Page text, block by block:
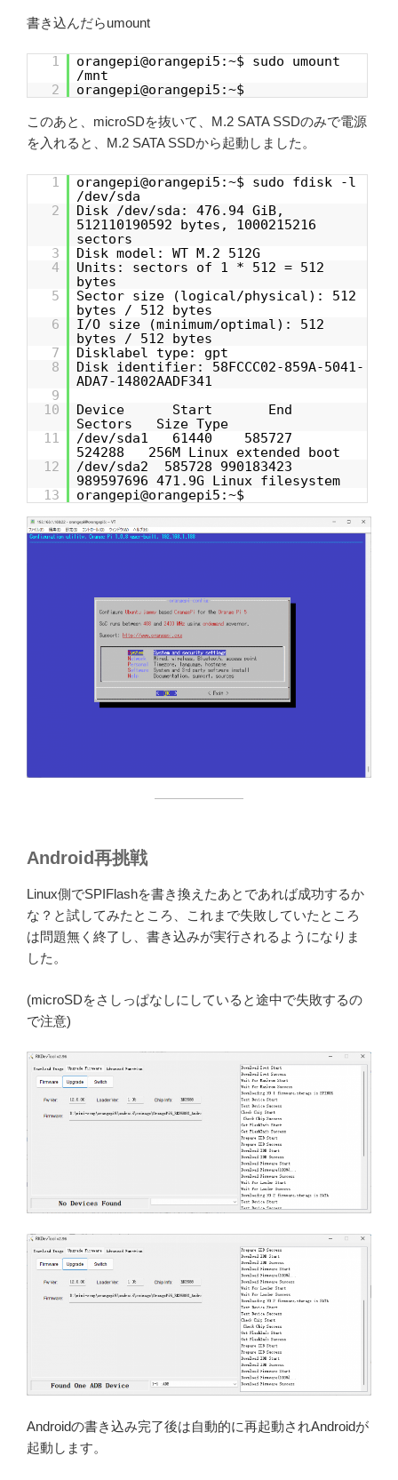
書き込んだらumount
1
orangepi@orangepi5:~$ sudo umount
/mnt
2
orangepi@orangepi5:~$
このあと、microSDを抜いて、M.2 SATA SSDのみで電源
を入れると、M.2 SATA SSDから起動しました。
1
orangepi@orangepi5:~$ sudo fdisk -l
/dev/sda
2
Disk /dev/sda: 476.94 GiB,
512110190592 bytes, 1000215216
sectors
3
Disk model: WT M.2 512G
4
Units: sectors of 1 * 512 = 512
bytes
5
Sector size (logical/physical): 512
bytes / 512 bytes
6
I/O size (minimum/optimal): 512
bytes / 512 bytes
7
Disklabel type: gpt
8
Disk identifier: 58FCCC02-859A-5041-
ADA7-14802AADF341
9
10
Device Start End
Sectors Size Type
11
/dev/sda1 61440 585727
524288 256M Linux extended boot
12
/dev/sda2 585728 990183423
989597696 471.9G Linux filesystem
13
orangepi@orangepi5:~$
Android再挑戦
Linux側でSPIFlashを書き換えたあとであれば成功するか
な？と試してみたところ、これまで失敗していたところ
は問題無く終了し、書き込みが実行されるようになりま
した。
(microSDをさしっぱなしにしていると途中で失敗するの
で注意)
Androidの書き込み完了後は自動的に再起動されAndroidが
起動します。